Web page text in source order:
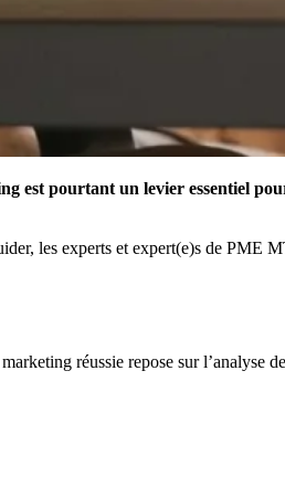
est pourtant un levier essentiel
les experts et expert(e)s de PME
réussie repose sur l’analyse